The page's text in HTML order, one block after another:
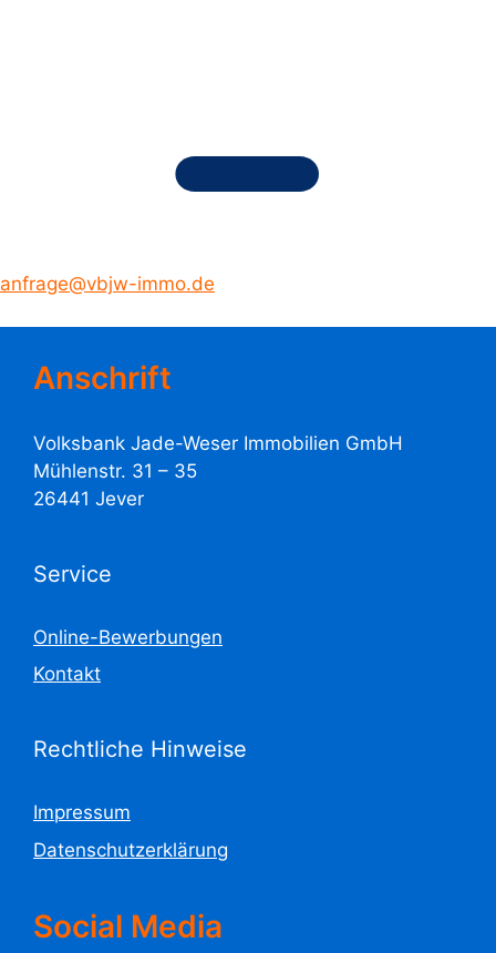
anfrage@vbjw-immo.de
Anschrift
Volksbank Jade-Weser Immobilien GmbH
Mühlenstr. 31 – 35
26441 Jever
Service
Online-Bewerbungen
Kontakt
Rechtliche Hinweise
Impressum
Datenschutzerklärung
Social Media